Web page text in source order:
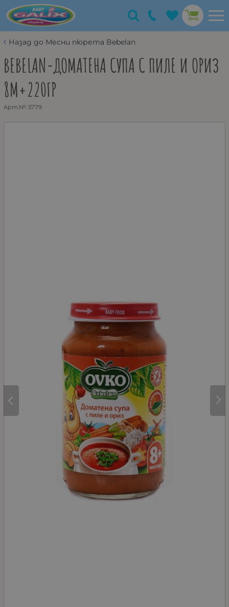
Назад до Месни пюрета Bebelan
BEBELAN-ДОМАТЕНА СУПА С ПИЛЕ И ОРИЗ
8М+220ГР
Арт.№: 5779